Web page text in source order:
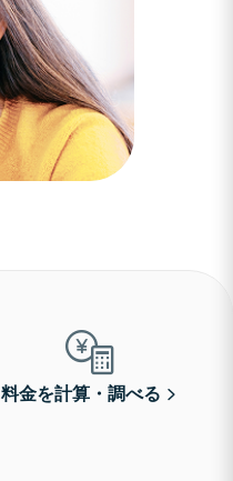
料金を計算・調べる